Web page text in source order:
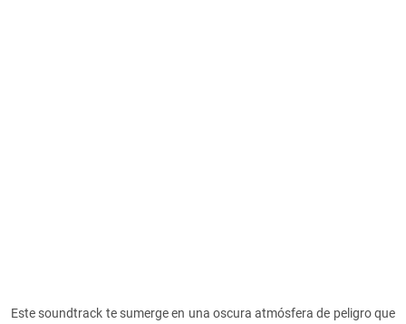
Este soundtrack te sumerge en una oscura atmósfera de peligro que